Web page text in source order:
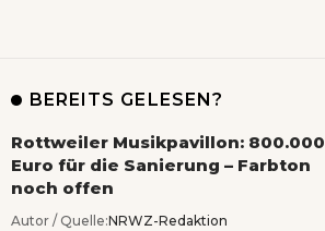
BEREITS GELESEN?
Rottweiler Musikpavillon: 800.000
Euro für die Sanierung – Farbton
noch offen
Autor / Quelle:NRWZ-Redaktion